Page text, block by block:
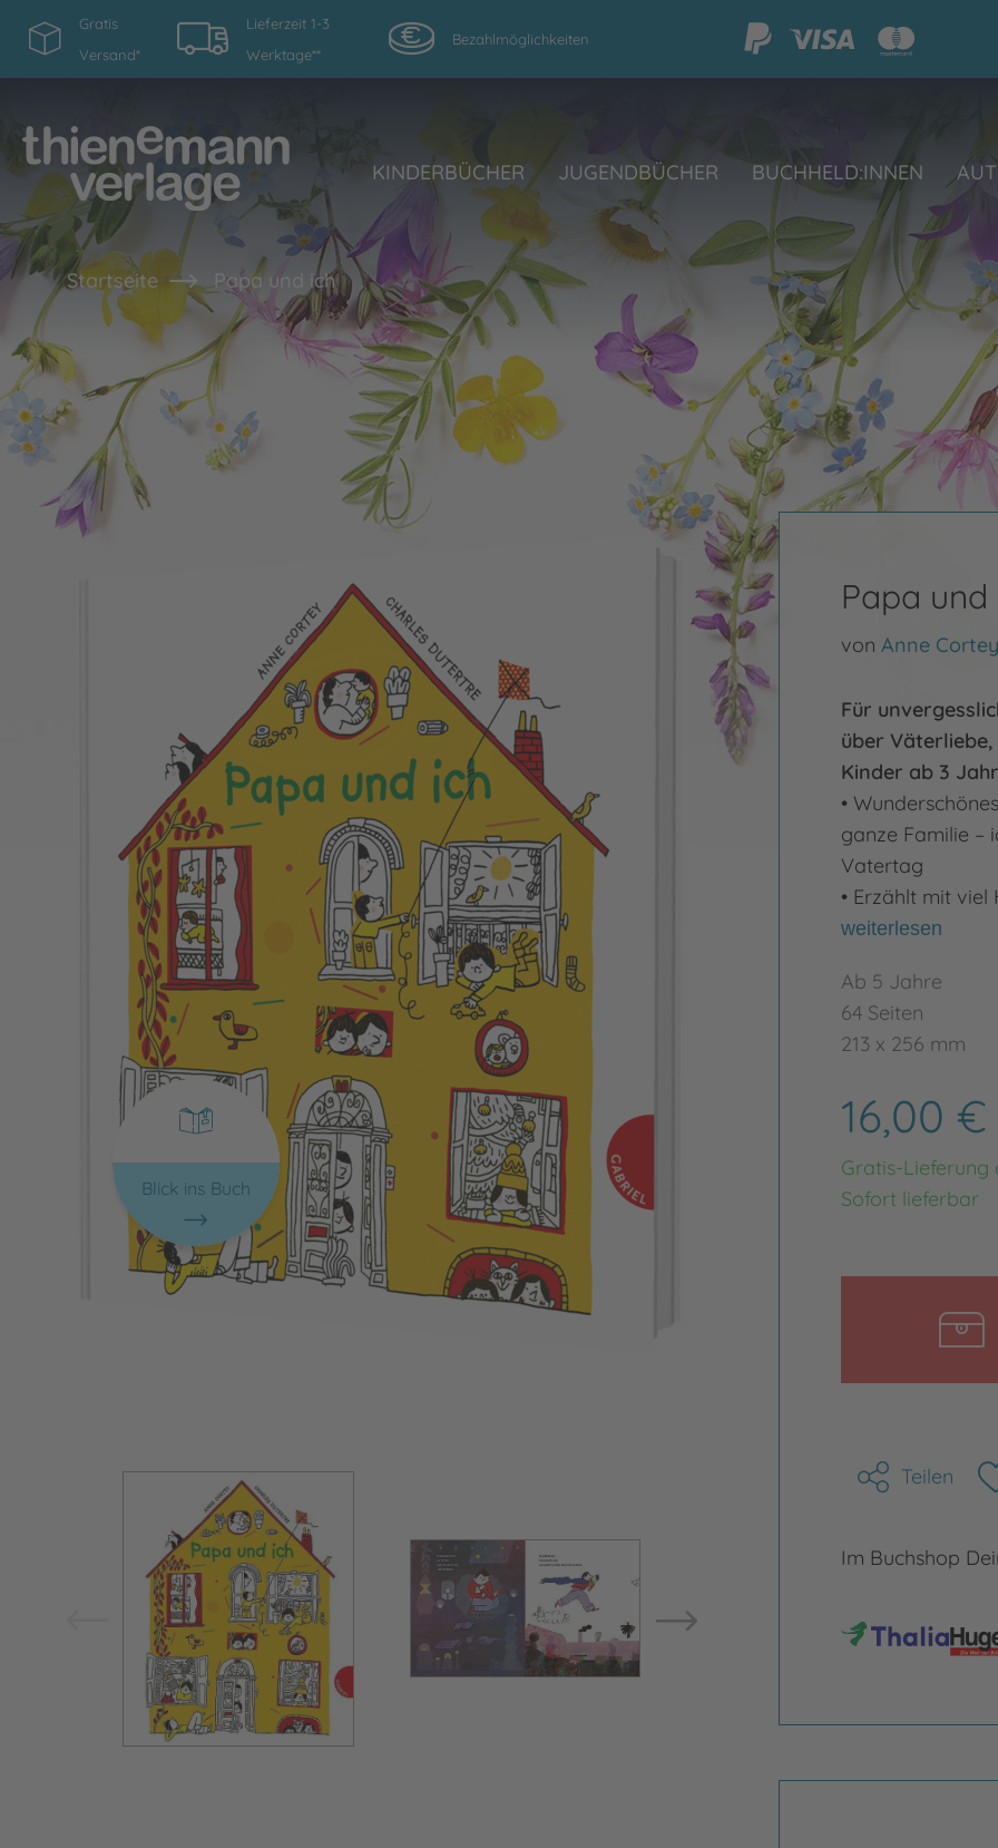
Gratis
Versand*
Lieferzeit 1-3
Werktage**
Bezahlmöglichkeiten
KINDERBÜCHER JUGENDBÜCHER BUCHHELD:INNEN
Startseite Papa und ich
Blick ins Buch
Bild
Papa und
von Anne Cortey
Für
über
Kinder ab 3
•
ganze Familie –
Vatertag
• Erzählt mit
weiterlesen
Ab 5 Jahre
64 Seiten
213 x 256 mm
16,00 €
Gratis-Lieferung
Sofort lieferbar
Teilen
Im Buchshop